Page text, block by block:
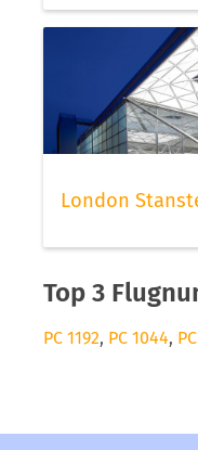
London
Top 3
PC 1192, PC 1044,